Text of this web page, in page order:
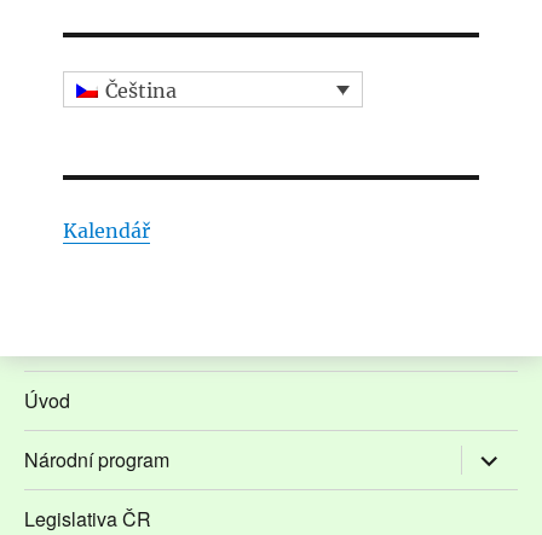
Čeština
Kalendář
Úvod
Národní program Zobrazit
položky
Legislativa ČR